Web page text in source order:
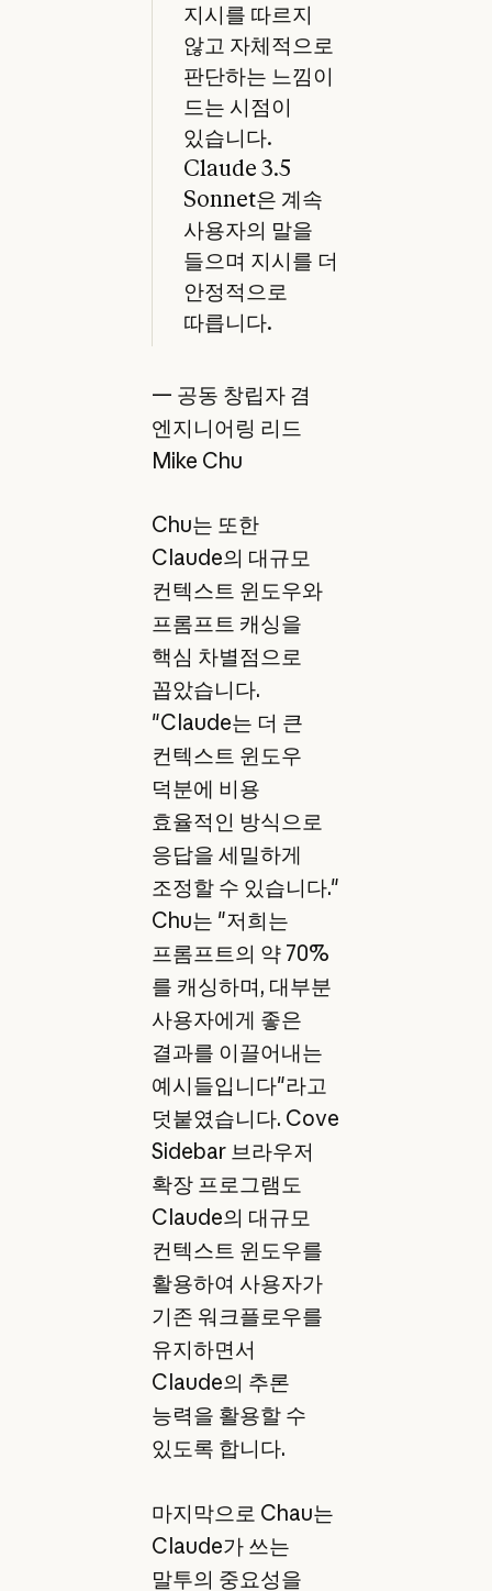
지시를 따르지
않고 자체적으로
판단하는 느낌이
드는 시점이
있습니다.
Claude 3.5
Sonnet은 계속
사용자의 말을
들으며 지시를 더
안정적으로
따릅니다.
— 공동 창립자 겸
엔지니어링 리드
Mike Chu
Chu는 또한
Claude의 대규모
컨텍스트 윈도우와
프롬프트 캐싱을
핵심 차별점으로
꼽았습니다.
"Claude는 더 큰
컨텍스트 윈도우
덕분에 비용
효율적인 방식으로
응답을 세밀하게
조정할 수 있습니다."
Chu는 "저희는
프롬프트의 약 70%
를 캐싱하며, 대부분
사용자에게 좋은
결과를 이끌어내는
예시들입니다"라고
덧붙였습니다. Cove
Sidebar 브라우저
확장 프로그램도
Claude의 대규모
컨텍스트 윈도우를
활용하여 사용자가
기존 워크플로우를
유지하면서
Claude의 추론
능력을 활용할 수
있도록 합니다.
마지막으로 Chau는
Claude가 쓰는
말투의 중요성을